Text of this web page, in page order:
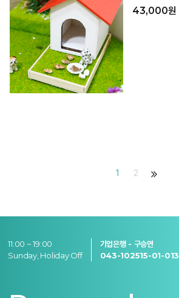
43,000원
1 2
11:00 ~ 19:00
Sunday, Holiday Off
기업은행 - 구승연
043-102515-01-013